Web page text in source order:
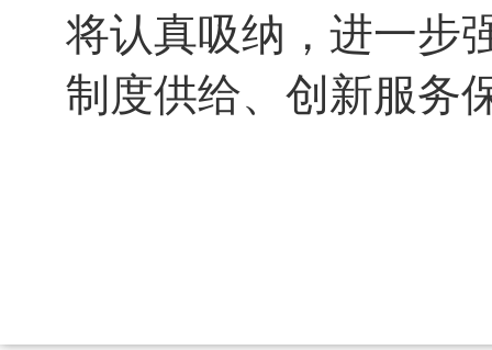
将认真吸纳，进一步
制度供给、创新服务